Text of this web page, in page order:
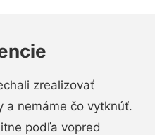
zrealizovať
a nemáme čo vytknúť.
podľa vopred